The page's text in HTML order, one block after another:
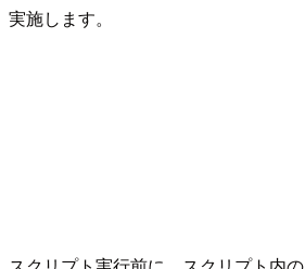
実施します。